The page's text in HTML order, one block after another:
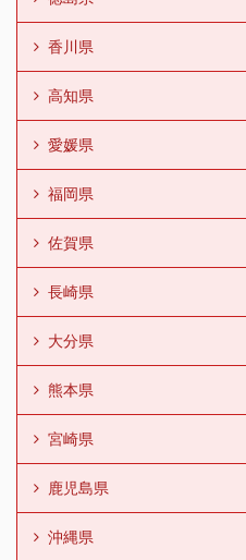
香川県
高知県
愛媛県
福岡県
佐賀県
長崎県
大分県
熊本県
宮崎県
鹿児島県
沖縄県